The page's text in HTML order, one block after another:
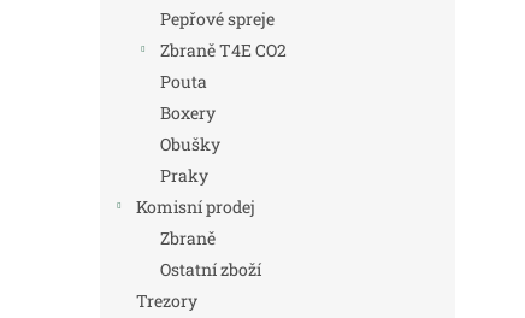
Pepřové spreje
Zbraně T4E CO2
Pouta
Boxery
Obušky
Praky
Komisní prodej
Zbraně
Ostatní zboží
Trezory